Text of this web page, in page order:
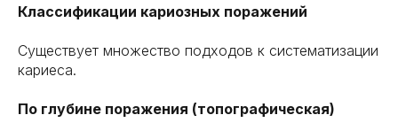
Классификации кариозных поражений
Существует множество подходов к систематизации
кариеса.
По глубине поражения (топографическая)